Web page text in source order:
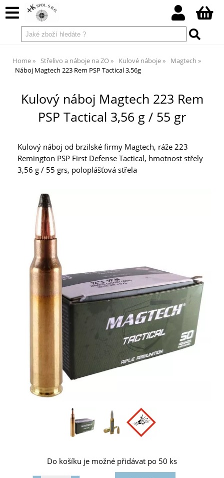
Home Střelivo a náboje na ZO Kulové náboje
Magtech
Náboj Magtech 223 Rem PSP Tactical 3,56g
Kulový náboj Magtech 223 Rem
PSP Tactical 3,56 g / 55 gr
Kulový náboj od brzilské firmy Magtech, ráže 223
Remington PSP First Defense Tactical, hmotnost střely
3,56 g / 55 grs, poloplášťová střela
Do košíku je možné přidávat po 50 ks